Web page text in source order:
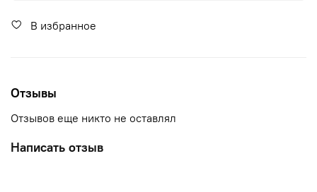
В избранное
Отзывы
Отзывов еще никто не оставлял
Написать отзыв